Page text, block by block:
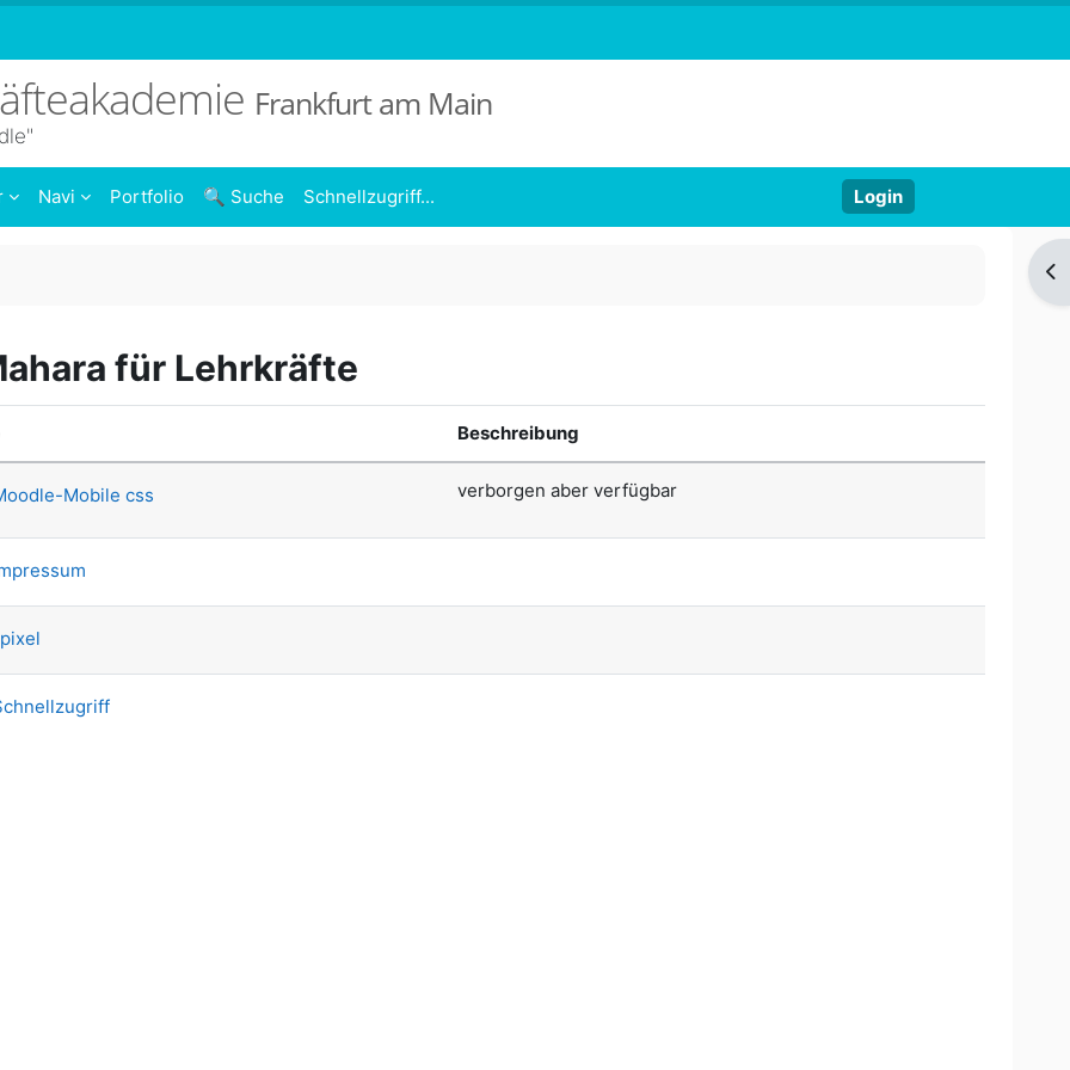
Frankfurt am Main
Navi Portfolio 🔍 Suche Schnellzugriff... Login
für Lehrkräfte
Beschreibung
Mobile css verborgen aber verfügbar